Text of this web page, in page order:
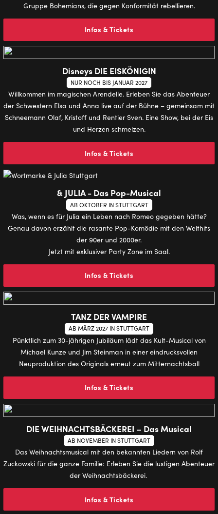
Gruppe Bohemians, die gegen Konformität rebellieren.
Infos & Tickets
Disneys DIE EISKÖNIGIN
NUR NOCH BIS JANUAR 2027
Willkommen im magischen Arendelle. Erleben Sie das Abenteuer
der Schwestern Elsa und Anna live auf der Bühne – gemeinsam mit
Schneemann Olaf, Kristoff und Rentier Sven. Eine Show, bei der Eis
und Herzen schmelzen.
Infos & Tickets
& JULIA - Das Pop-Musical
AB OKTOBER IN STUTTGART
Was, wenn es für Julia ein Leben nach Romeo gegeben hätte?
Genau davon erzählt die rasante Pop-Komödie mit den Welthits
der 90er und 2000er.
Jetzt mit exklusiver Party Zone im Saal.
Infos & Tickets
TANZ DER VAMPIRE
AB MÄRZ 2027 IN STUTTGART
Pünktlich zum 30-jährigen Jubiläum lädt das Kult-Musical von
Michael Kunze und Jim Steinman in einer eindrucksvollen
Neuproduktion des Originals erneut zum Mitternachtsball
Infos & Tickets
DIE WEIHNACHTSBÄCKEREI – Das Musical
AB NOVEMBER IN STUTTGART
Das Weihnachtsmusical mit den bekannten Liedern von Rolf
Zuckowski für die ganze Familie: Erleben Sie die lustigen Abenteuer
der Weihnachtsbäckerei.
Infos & Tickets